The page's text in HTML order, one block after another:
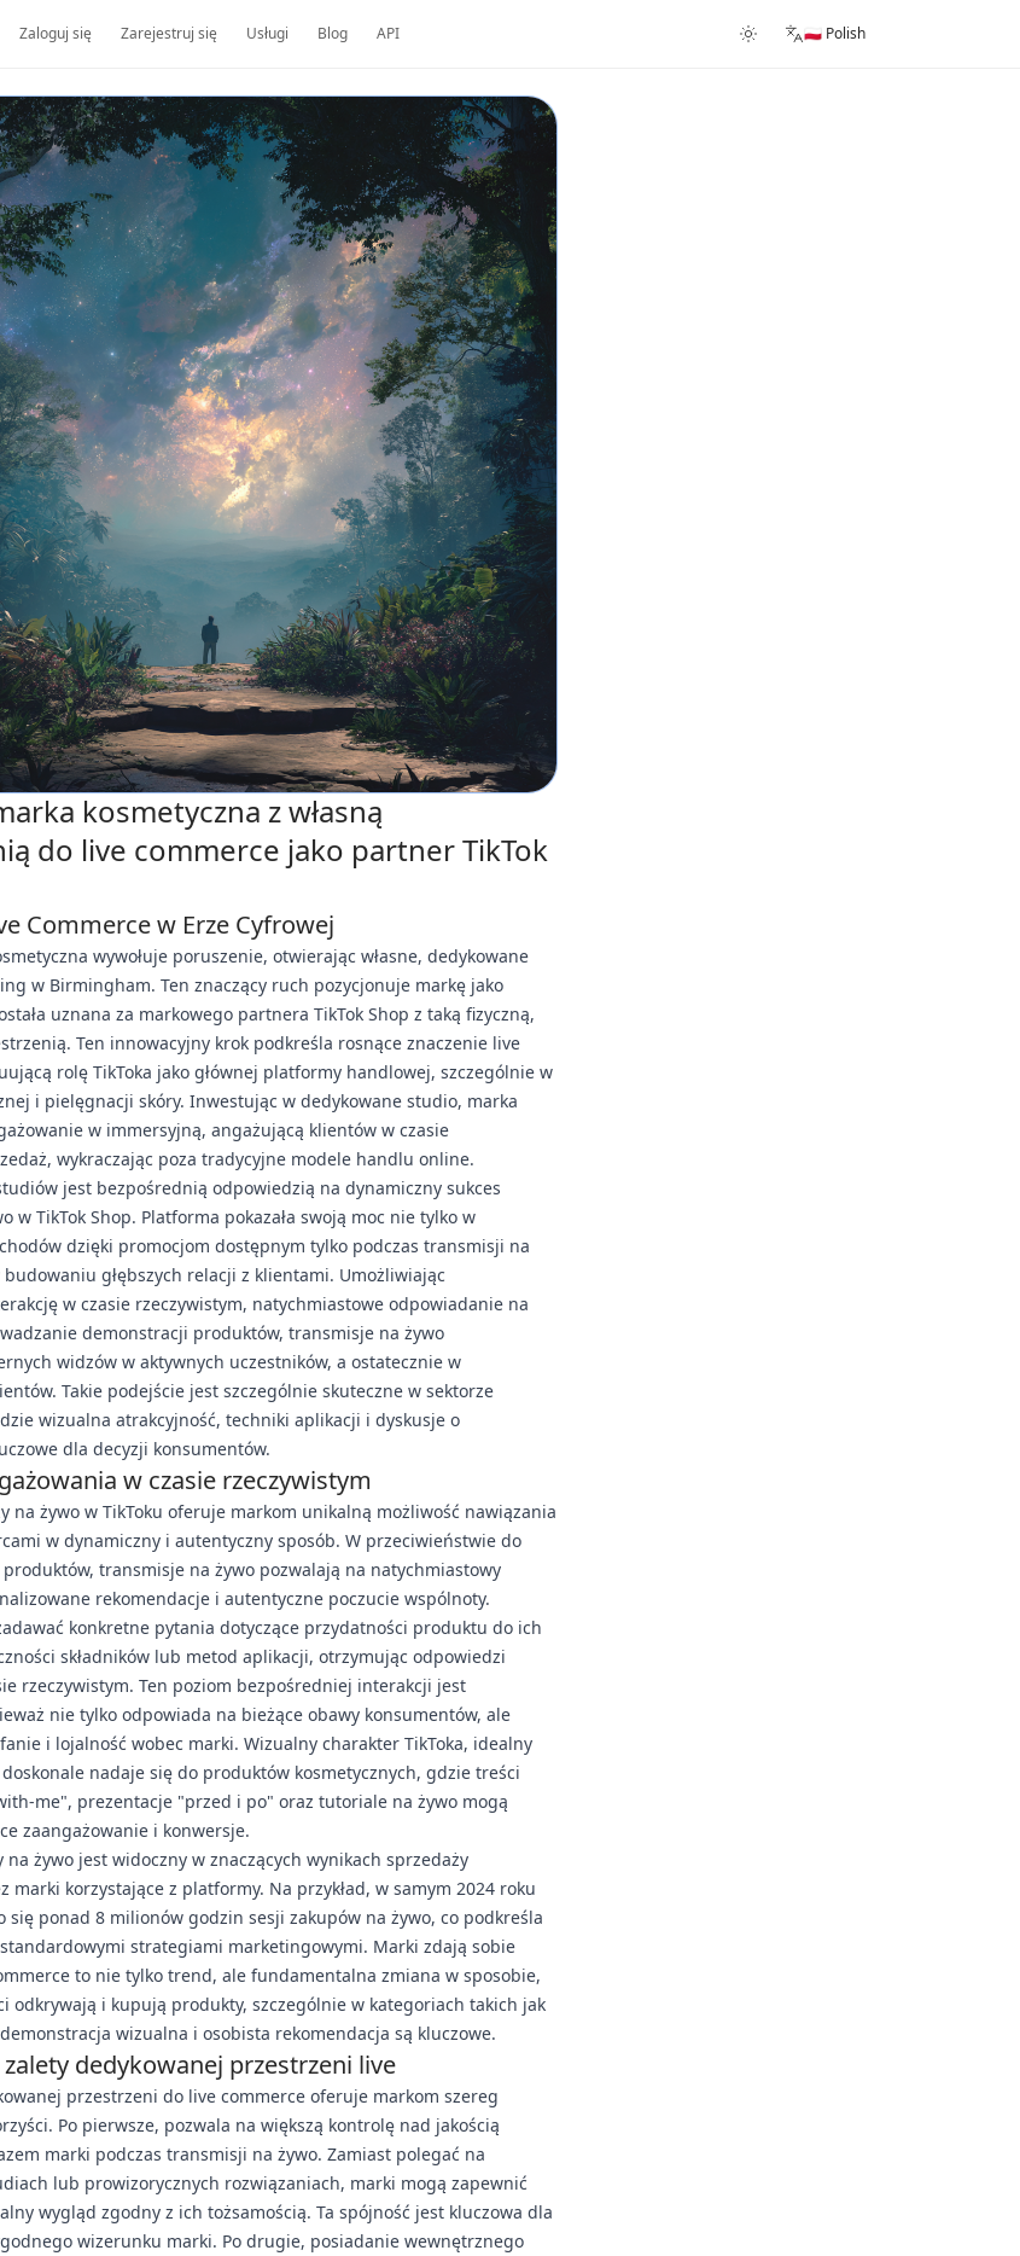
Zaloguj się Zarejestruj się Usługi Blog API 🇵🇱 Polish
kosmetyczna z własną
do live commerce jako partner TikTok
Commerce w Erze Cyfrowej
wywołuje poruszenie, otwierając własne, dedykowane
w Birmingham. Ten znaczący ruch pozycjonuje markę jako
uznana za markowego partnera TikTok Shop z taką fizyczną,
Ten innowacyjny krok podkreśla rosnące znaczenie live
rolę TikToka jako głównej platformy handlowej, szczególnie w
i pielęgnacji skóry. Inwestując w dedykowane studio, marka
w immersyjną, angażującą klientów w czasie
wykraczając poza tradycyjne modele handlu online.
jest bezpośrednią odpowiedzią na dynamiczny sukces
w TikTok Shop. Platforma pokazała swoją moc nie tylko w
dzięki promocjom dostępnym tylko podczas transmisji na
budowaniu głębszych relacji z klientami. Umożliwiając
w czasie rzeczywistym, natychmiastowe odpowiadanie na
demonstracji produktów, transmisje na żywo
widzów w aktywnych uczestników, a ostatecznie w
Takie podejście jest szczególnie skuteczne w sektorze
wizualna atrakcyjność, techniki aplikacji i dyskusje o
dla decyzji konsumentów.
w czasie rzeczywistym
na żywo w TikToku oferuje markom unikalną możliwość nawiązania
w dynamiczny i autentyczny sposób. W przeciwieństwie do
transmisje na żywo pozwalają na natychmiastowy
rekomendacje i autentyczne poczucie wspólnoty.
konkretne pytania dotyczące przydatności produktu do ich
składników lub metod aplikacji, otrzymując odpowiedzi
rzeczywistym. Ten poziom bezpośredniej interakcji jest
nie tylko odpowiada na bieżące obawy konsumentów, ale
i lojalność wobec marki. Wizualny charakter TikToka, idealny
nadaje się do produktów kosmetycznych, gdzie treści
me", prezentacje "przed i po" oraz tutoriale na żywo mogą
zaangażowanie i konwersje.
na żywo jest widoczny w znaczących wynikach sprzedaży
marki korzystające z platformy. Na przykład, w samym 2024 roku
się ponad 8 milionów godzin sesji zakupów na żywo, co podkreśla
strategiami marketingowymi. Marki zdają sobie
to nie tylko trend, ale fundamentalna zmiana w sposobie,
odkrywają i kupują produkty, szczególnie w kategoriach takich jak
wizualna i osobista rekomendacja są kluczowe.
dedykowanej przestrzeni live
przestrzeni do live commerce oferuje markom szereg
Po pierwsze, pozwala na większą kontrolę nad jakością
marki podczas transmisji na żywo. Zamiast polegać na
lub prowizorycznych rozwiązaniach, marki mogą zapewnić
wygląd zgodny z ich tożsamością. Ta spójność jest kluczowa dla
wizerunku marki. Po drugie, posiadanie wewnętrznego